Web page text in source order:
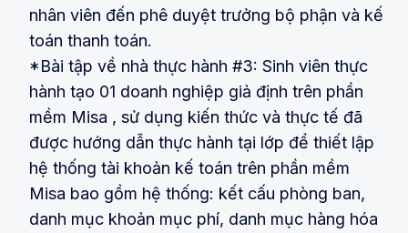
nhân viên đến phê duyệt trưởng bộ phận và kế
toán thanh toán.
*Bài tập về nhà thực hành #3: Sinh viên thực
hành tạo 01 doanh nghiệp giả định trên phần
mềm Misa , sử dụng kiến thức và thực tế đã
được hướng dẫn thực hành tại lớp để thiết lập
hệ thống tài khoản kế toán trên phần mềm
Misa bao gồm hệ thống: kết cấu phòng ban,
danh mục khoản mục phí, danh mục hàng hóa